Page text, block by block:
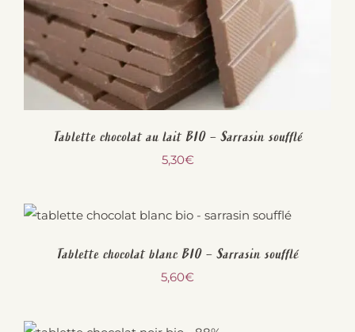
Tablette chocolat au lait BIO – Sarrasin soufflé
5,30€
Tablette chocolat blanc BIO – Sarrasin soufflé
5,60€